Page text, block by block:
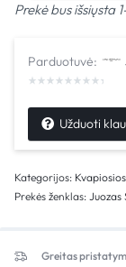
Prekė bus išsiųsta
Parduotuvė:
Užduoti
Kategorijos:
Prekės ženklas: Juozas
Greitas